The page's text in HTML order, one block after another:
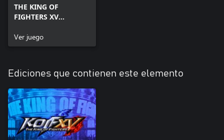
THE KING OF
FIGHTERS XV
Ver juego
Ediciones que contienen este elemento